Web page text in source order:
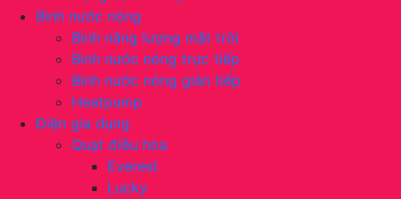
Bình nước nóng
Bình năng lượng mặt trời
Bình nước nóng trực tiếp
Bình nước nóng gián tiếp
Heatpump
Điện gia dụng
Quạt điều hòa
Everest
Lucky